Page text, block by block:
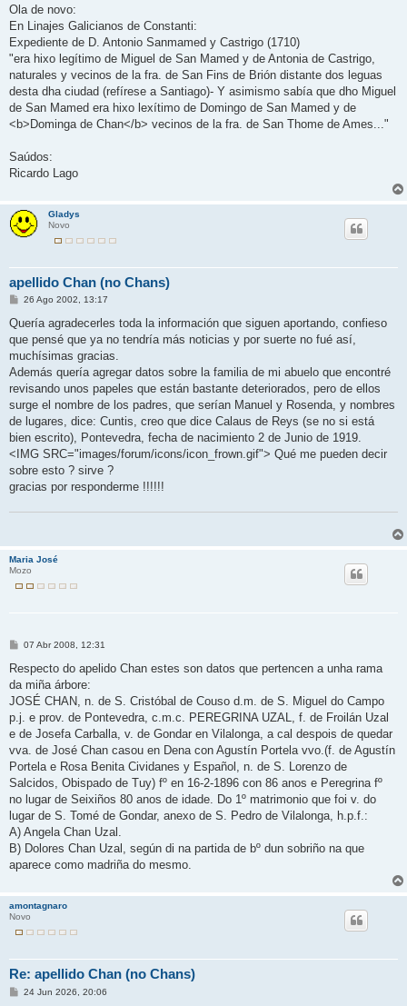
n
a
j
e
Ola de novo:
En Linajes Galicianos de Constanti:
Expediente de D. Antonio Sanmamed y Castrigo (1710)
"era hixo legítimo de Miguel de San Mamed y de Antonia de Castrigo,
naturales y vecinos de la fra. de San Fins de Brión distante dos leguas
desta dha ciudad (refírese a Santiago)- Y asimismo sabía que dho Miguel
de San Mamed era hixo lexítimo de Domingo de San Mamed y de
<b>Dominga de Chan</b> vecinos de la fra. de San Thome de Ames..."
Saúdos:
Ricardo Lago
Gladys
Novo
apellido Chan (no Chans)
M
n
a
j
26 Ago 2002, 13:17
Quería agradecerles toda la información que siguen aportando, confieso
que pensé que ya no tendría más noticias y por suerte no fué así,
muchísimas gracias.
Además quería agregar datos sobre la familia de mi abuelo que encontré
revisando unos papeles que están bastante deteriorados, pero de ellos
surge el nombre de los padres, que serían Manuel y Rosenda, y nombres
de lugares, dice: Cuntis, creo que dice Calaus de Reys (se no si está
bien escrito), Pontevedra, fecha de nacimiento 2 de Junio de 1919.
<IMG SRC="images/forum/icons/icon_frown.gif"> Qué me pueden decir
sobre esto ? sirve ?
gracias por responderme !!!!!!
Maria José
Mozo
M
n
a
j
07 Abr 2008, 12:31
Respecto do apelido Chan estes son datos que pertencen a unha rama
da miña árbore:
JOSÉ CHAN, n. de S. Cristóbal de Couso d.m. de S. Miguel do Campo
p.j. e prov. de Pontevedra, c.m.c. PEREGRINA UZAL, f. de Froilán Uzal
e de Josefa Carballa, v. de Gondar en Vilalonga, a cal despois de quedar
vva. de José Chan casou en Dena con Agustín Portela vvo.(f. de Agustín
Portela e Rosa Benita Cividanes y Español, n. de S. Lorenzo de
Salcidos, Obispado de Tuy) fº en 16-2-1896 con 86 anos e Peregrina fº
no lugar de Seixiños 80 anos de idade. Do 1º matrimonio que foi v. do
lugar de S. Tomé de Gondar, anexo de S. Pedro de Vilalonga, h.p.f.:
A) Angela Chan Uzal.
B) Dolores Chan Uzal, según di na partida de bº dun sobriño na que
aparece como madriña do mesmo.
amontagnaro
Novo
Re: apellido Chan (no Chans)
M24 Jun 2026, 20:06